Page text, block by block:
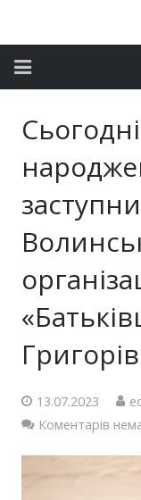
Депутатський
Громадські
Контакти
13.07.2023
Коментарів